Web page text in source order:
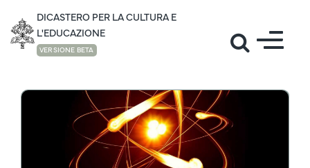
DICASTERO PER LA CULTURA E
L'EDUCAZIONE
VERSIONE BETA
NOTIZIE